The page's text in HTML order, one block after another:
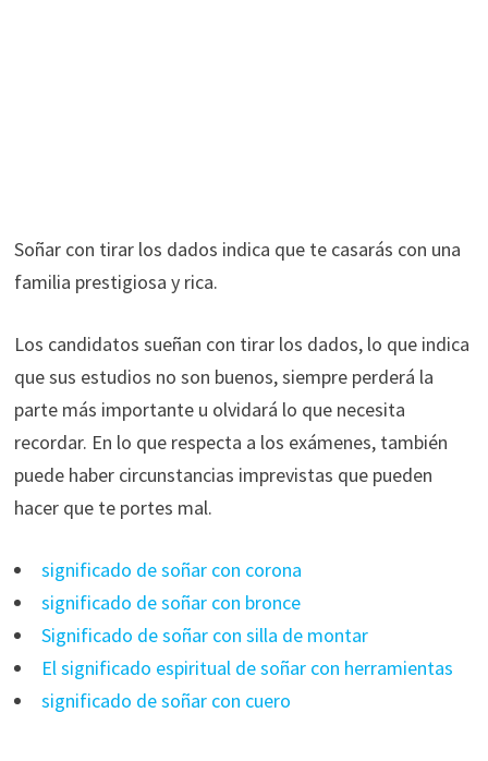
Soñar con tirar los dados indica que te casarás con una
familia prestigiosa y rica.
Los candidatos sueñan con tirar los dados, lo que indica
que sus estudios no son buenos, siempre perderá la
parte más importante u olvidará lo que necesita
recordar. En lo que respecta a los exámenes, también
puede haber circunstancias imprevistas que pueden
hacer que te portes mal.
significado de soñar con corona
significado de soñar con bronce
Significado de soñar con silla de montar
El significado espiritual de soñar con herramientas
significado de soñar con cuero